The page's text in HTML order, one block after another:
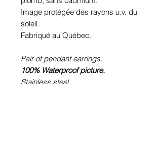
Image protégée des rayons u.v. du
soleil.
Fabriqué au Québec.
Pair of pendant earrings.
100% Waterproof picture.
Stainless steel.